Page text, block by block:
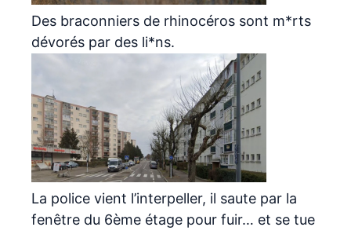
Des braconniers de rhinocéros sont m*rts
dévorés par des li*ns.
La police vient l’interpeller, il saute par la
fenêtre du 6ème étage pour fuir… et se tue